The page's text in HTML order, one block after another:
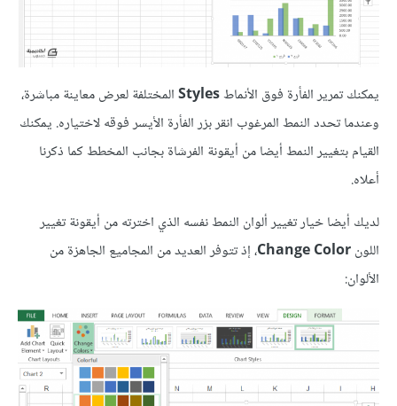
يمكنك تمرير الفأرة فوق الأنماطStylesالمختلفة لعرض معاينة مباشرة،
وعندما تحدد النمط المرغوب انقر بزر الفأرة الأيسر فوقه لاختياره. يمكنك
القيام بتغيير النمط أيضا من أيقونة الفرشاة بجانب المخطط كما ذكرنا
أعلاه.
لديك أيضا خيار تغيير ألوان النمط نفسه الذي اخترته من أيقونة تغيير
اللونChange Color، إذ تتوفر العديد من المجاميع الجاهزة من
الألوان: